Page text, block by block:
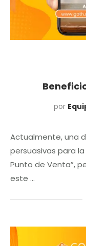
por
Actualmente, una
persuasivas para
Punto de Venta”,
este …